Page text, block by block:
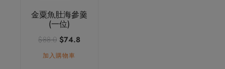
金粟魚肚海參羹
(一位)
$88.0 原
始
$74.8目
加入購物車